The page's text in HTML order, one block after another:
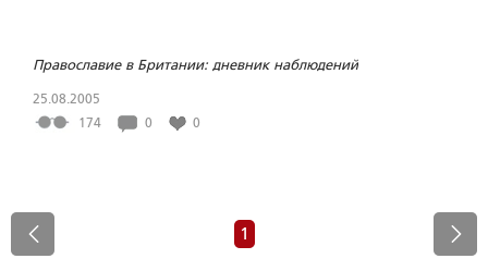
Православие в Британии: дневник наблюдений
25.08.2005
174
0 0
1